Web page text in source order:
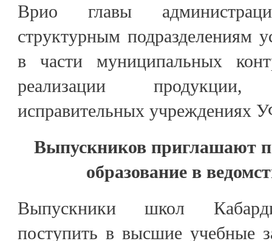
Врио главы
структурным подразделениям
в части муниципальных
реализации
исправительных
Выпускников приглашают
образование в
Выпускники школ
поступить в высшие учебные